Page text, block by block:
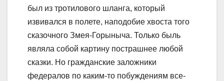
был из тротилового шланга, который
извивался в полете, наподобие хвоста того
сказочного Змея-Горыныча. Только быль
являла собой картину пострашнее любой
сказки. Но гражданские заложники
федералов по каким-то побуждениям все-